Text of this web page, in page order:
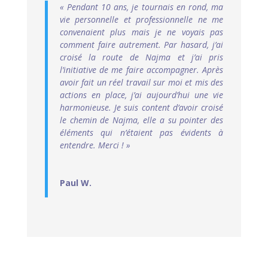
« Pendant 10 ans, je tournais en rond, ma
vie personnelle et professionnelle ne me
convenaient plus mais je ne voyais pas
comment faire autrement. Par hasard, j’ai
croisé la route de Najma et j’ai pris
l’initiative de me faire accompagner. Après
avoir fait un réel travail sur moi et mis des
actions en place, j’ai aujourd’hui une vie
harmonieuse. Je suis content d’avoir croisé
le chemin de Najma, elle a su pointer des
éléments qui n’étaient pas évidents à
entendre. Merci ! »
Paul W.